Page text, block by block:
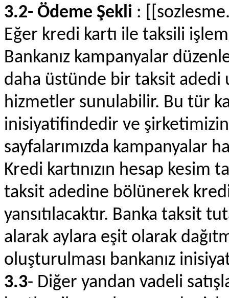
3.2- Ödeme Şekli :
Eğer kredi kartı ile taksili
Bankanız kampanyalar
daha üstünde bir taksit adedi
hizmetler sunulabilir. Bu tür
inisiyatifindedir ve
sayfalarımızda kampanyalar
Kredi kartınızın hesap
taksit adedine bölünerek
yansıtılacaktır. Banka taksit
alarak aylara eşit olarak
oluşturulması bankanız
3.3- Diğer yandan vadeli